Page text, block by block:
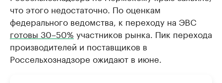
что этого недостаточно. По оценкам
федерального ведомства, к переходу на ЭВС
готовы 30–50% участников рынка. Пик перехода
производителей и поставщиков в
Россельхознадзоре ожидают в июне.